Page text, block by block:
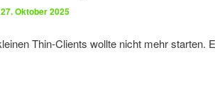
27. Oktober 2025
Thin-Clients wollte nicht mehr starten.